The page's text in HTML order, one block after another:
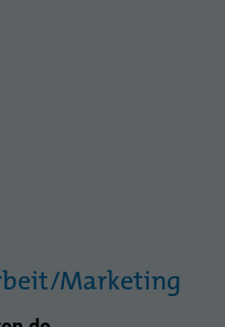
Marketing